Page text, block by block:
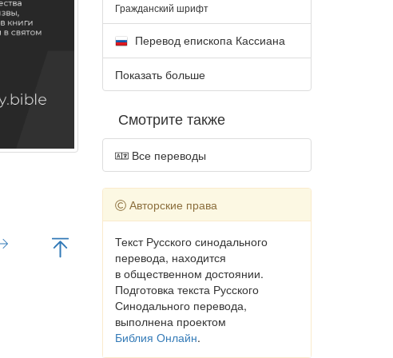
Гражданский шрифт
Перевод епископа Кассиана
Показать больше
Смотрите также
Все переводы
Авторские права
Текст Русского синодального
перевода, находится
в общественном достоянии.
Подготовка текста Русского
Синодального перевода,
выполнена проектом
Библия Онлайн.